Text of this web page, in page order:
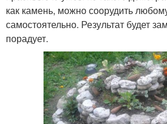
как камень, можно соорудить
самостоятельно. Результат будет
порадует.